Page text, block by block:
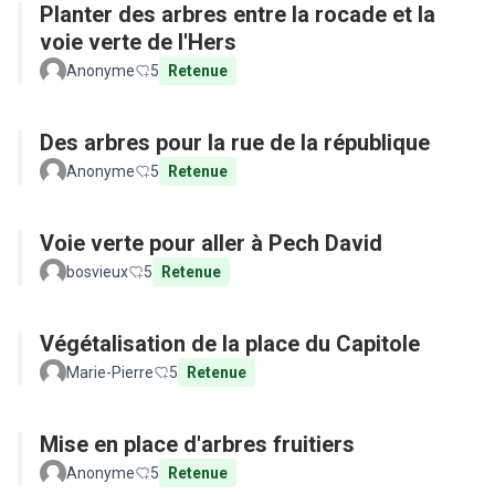
Planter des arbres entre la rocade et la
voie verte de l'Hers
Anonyme 5 Retenue
Des arbres pour la rue de la république
Anonyme 5 Retenue
Voie verte pour aller à Pech David
bosvieux 5 Retenue
Végétalisation de la place du Capitole
Marie-Pierre 5 Retenue
Mise en place d'arbres fruitiers
Anonyme 5 Retenue